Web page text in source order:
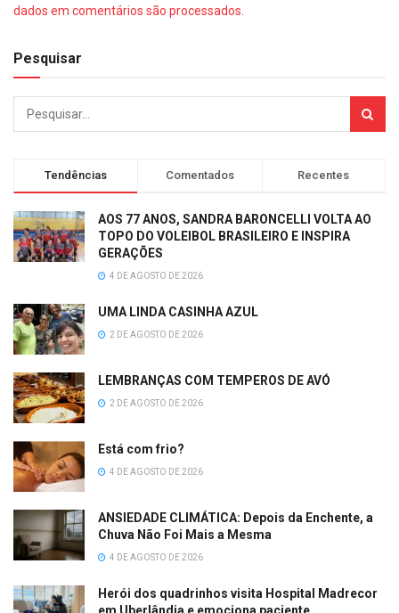
dados em comentários são processados
Pesquisar
Tendências Comentados Recentes
AOS 77 ANOS, SANDRA BARONCELLI VOLTA AO
TOPO DO VOLEIBOL BRASILEIRO E INSPIRA
GERAÇÕES
4 DE AGOSTO DE 2026
UMA LINDA CASINHA AZUL
2 DE AGOSTO DE 2026
LEMBRANÇAS COM TEMPEROS DE AVÓ
2 DE AGOSTO DE 2026
Está com frio?
4 DE AGOSTO DE 2026
ANSIEDADE CLIMÁTICA: Depois da Enchente, a
Chuva Não Foi Mais a Mesma
4 DE AGOSTO DE 2026
Herói dos quadrinhos visita Hospital Madrecor